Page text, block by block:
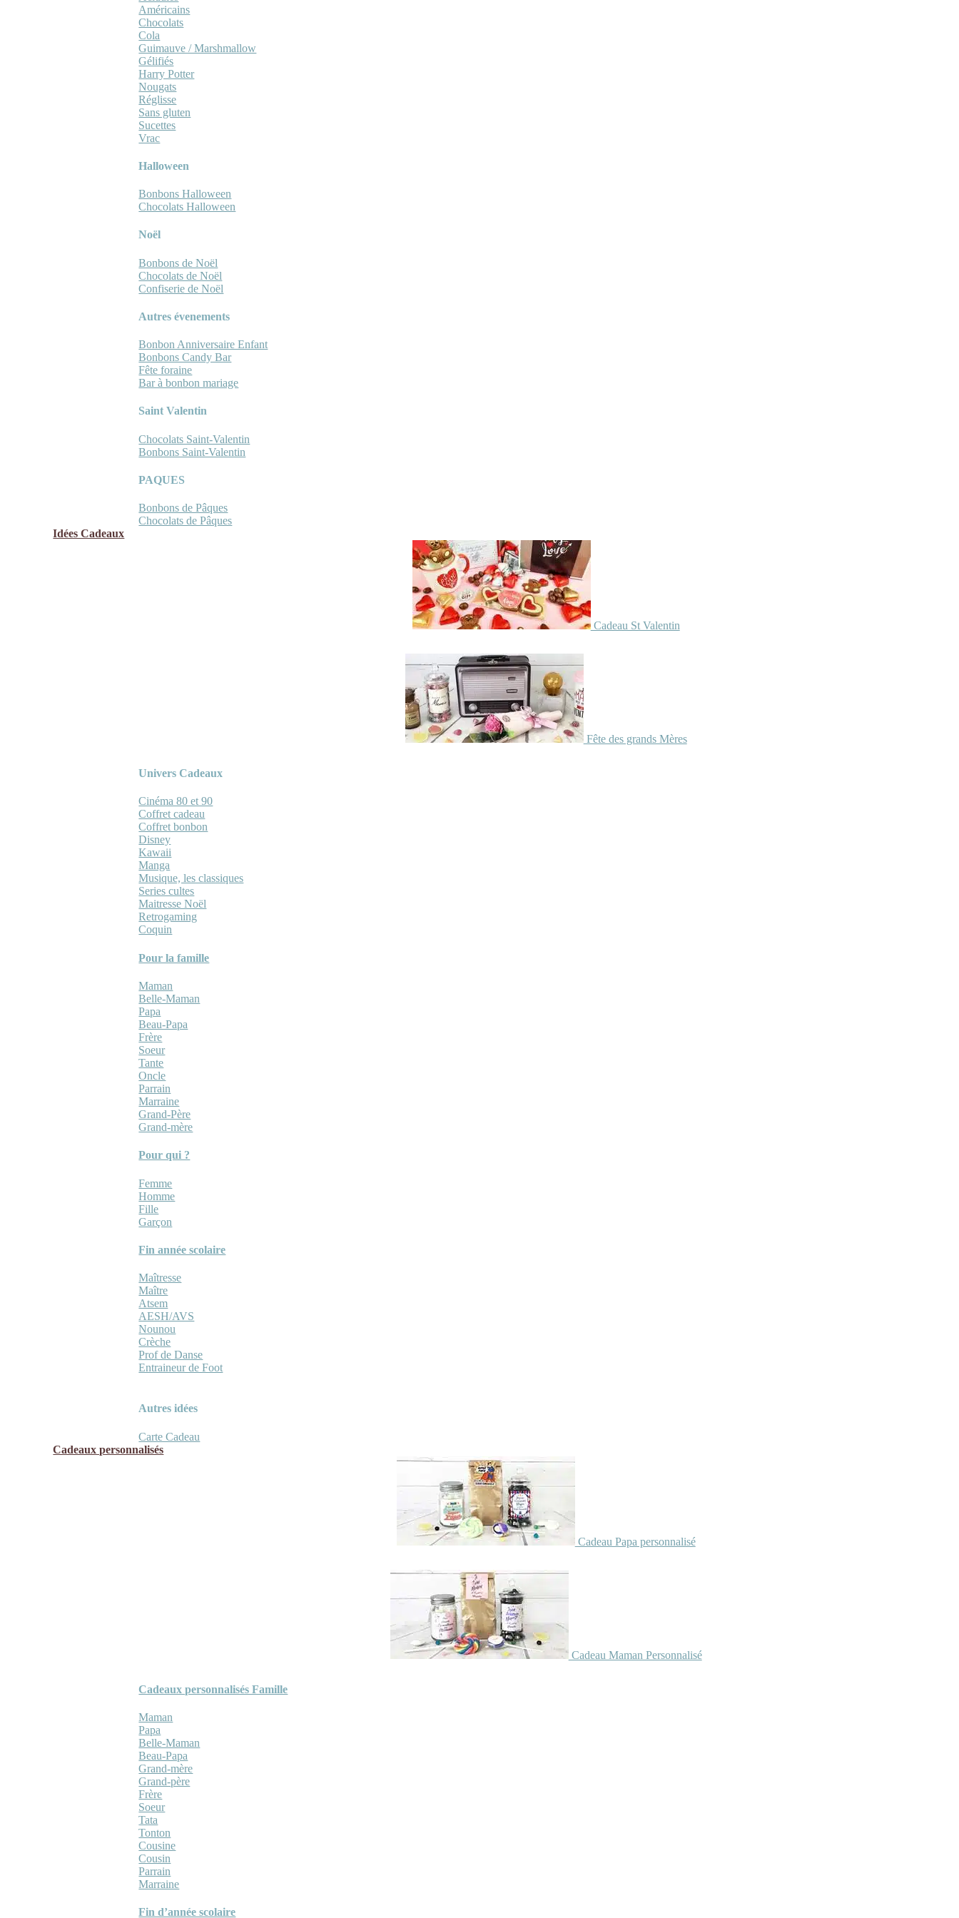
Américains
Chocolats
Cola
Guimauve / Marshmallow
Gélifiés
Harry Potter
Nougats
Réglisse
Sans gluten
Sucettes
Vrac
Halloween
Bonbons Halloween
Chocolats Halloween
Noël
Bonbons de Noël
Chocolats de Noël
Confiserie de Noël
Autres évenements
Bonbon Anniversaire Enfant
Bonbons Candy Bar
Fête foraine
Bar à bonbon mariage
Saint Valentin
Chocolats Saint-Valentin
Bonbons Saint-Valentin
PAQUES
Bonbons de Pâques
Chocolats de Pâques
Idées Cadeaux
Cadeau St Valentin
Fête des grands Mères
Univers Cadeaux
Cinéma 80 et 90
Coffret cadeau
Coffret bonbon
Disney
Kawaii
Manga
Musique, les classiques
Series cultes
Maitresse Noël
Retrogaming
Coquin
Pour la famille
Maman
Belle-Maman
Papa
Beau-Papa
Frère
Soeur
Tante
Oncle
Parrain
Marraine
Grand-Père
Grand-mère
Pour qui ?
Femme
Homme
Fille
Garçon
Fin année scolaire
Maîtresse
Maître
Atsem
AESH/AVS
Nounou
Crèche
Prof de Danse
Entraineur de Foot
Autres idées
Carte Cadeau
Cadeaux personnalisés
Cadeau Papa personnalisé
Cadeau Maman Personnalisé
Cadeaux personnalisés Famille
Maman
Papa
Belle-Maman
Beau-Papa
Grand-mère
Grand-père
Frère
Soeur
Tata
Tonton
Cousine
Cousin
Parrain
Marraine
Fin d’année scolaire